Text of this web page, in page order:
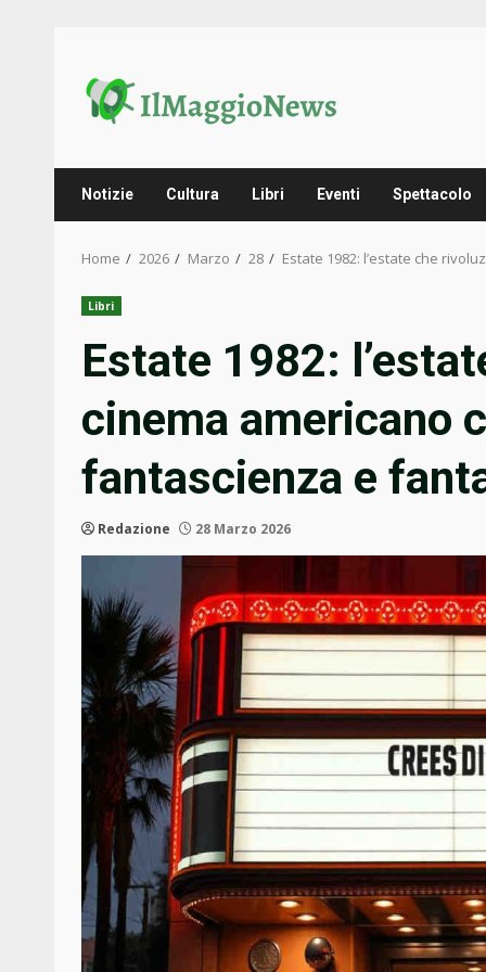
content
Notizie Cultura Libri Eventi Spettacolo
Home 2026 Marzo 28 Estate 1982: l’estate che
Libri
Estate 1982:
cinema americano
fantascienza e
Redazione 28 Marzo 2026